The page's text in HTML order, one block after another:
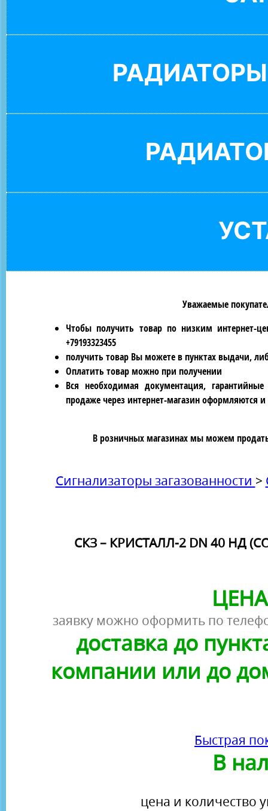
Уважаемые
Чтобы получить товар по низким интернет-
+79193323455
получить товар Вы можете в пунктах выдачи,
Оплатить товар можно при получении
Вся необходимая документация,
продаже через интернет-магазин оформляются
В розничных магазинах мы можем
Сигнализаторы загазованности >
СКЗ – КРИСТАЛЛ-2 DN 40 НД
заявку можно оформить по
доставка до
компании или до
Быстрая
В
цена и количество